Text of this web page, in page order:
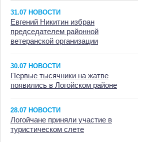
31.07 НОВОСТИ
Евгений Никитин избран
председателем районной
ветеранской организации
30.07 НОВОСТИ
Первые тысячники на жатве
появились в Логойском районе
28.07 НОВОСТИ
Логойчане приняли участие в
туристическом слете